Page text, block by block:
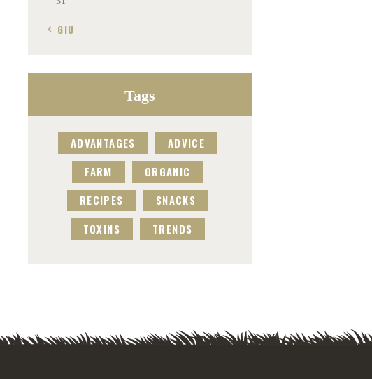
« GIU
Tags
ADVANTAGES
ADVICE
FARM
ORGANIC
RECIPES
SNACKS
TOXINS
TRENDS